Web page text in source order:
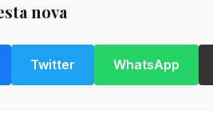
nova
Twitter WhatsApp